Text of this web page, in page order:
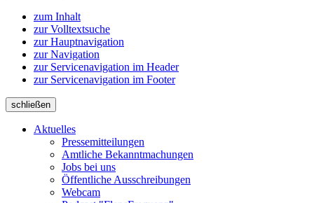
zum Inhalt
zur Volltextsuche
zur Hauptnavigation
zur Navigation
zur Servicenavigation im Header
zur Servicenavigation im Footer
schließen
Aktuelles
Pressemitteilungen
Amtliche Bekanntmachungen
Jobs bei uns
Öffentliche Ausschreibungen
Webcam